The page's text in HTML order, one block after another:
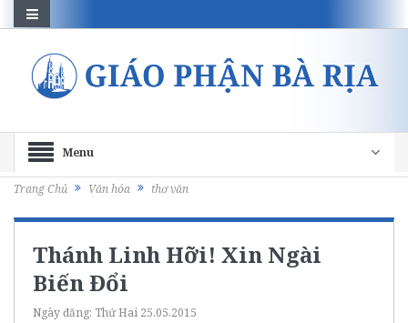
Menu
Trang Chủ Văn hóa thơ văn
Thánh Linh Hỡi! Xin Ngài
Biến Đổi
Ngày đăng: Thứ Hai 25.05.2015